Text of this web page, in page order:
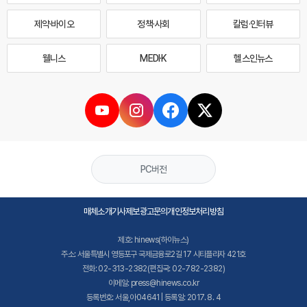
제약·바이오 정책·사회 칼럼·인터뷰
웰니스 MEDI·K 헬스인뉴스
PC버전
매체소개기사제보광고문의개인정보처리방침
제호: hinews(하이뉴스)
주소: 서울특별시 영등포구 국제금융로2길 17 시티플라자 421호
전화: 02-313-2382(편집국: 02-782-2382)
이메일: press@hinews.co.kr
등록번호: 서울,아04641 | 등록일: 2017. 8. 4